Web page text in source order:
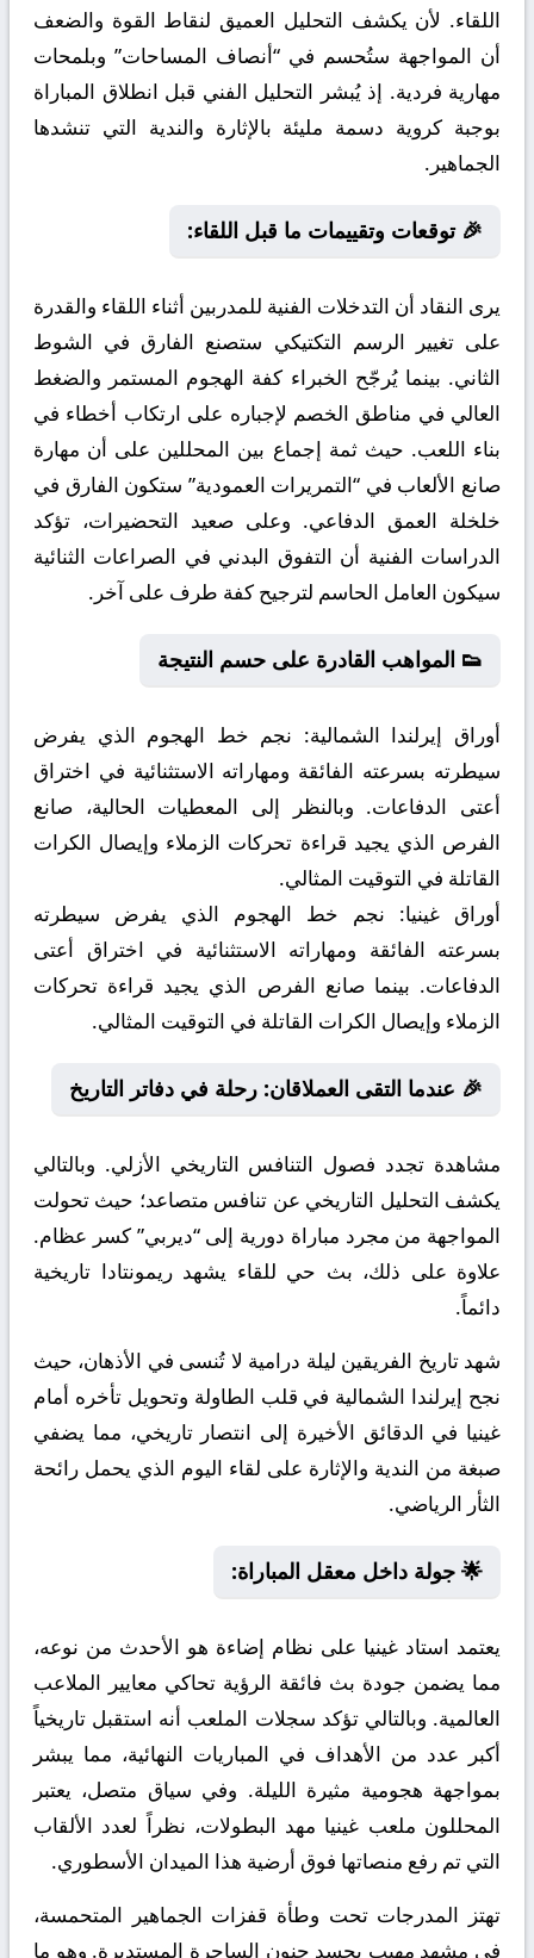
اللقاء. لأن يكشف التحليل العميق لنقاط القوة والضعف
أن المواجهة ستُحسم في “أنصاف المساحات” وبلمحات
مهارية فردية. إذ يُبشر التحليل الفني قبل انطلاق المباراة
بوجبة كروية دسمة مليئة بالإثارة والندية التي تنشدها
الجماهير.
🎉 توقعات وتقييمات ما قبل اللقاء:
يرى النقاد أن التدخلات الفنية للمدربين أثناء اللقاء والقدرة
على تغيير الرسم التكتيكي ستصنع الفارق في الشوط
الثاني. بينما يُرجّح الخبراء كفة الهجوم المستمر والضغط
العالي في مناطق الخصم لإجباره على ارتكاب أخطاء في
بناء اللعب. حيث ثمة إجماع بين المحللين على أن مهارة
صانع الألعاب في “التمريرات العمودية” ستكون الفارق في
خلخلة العمق الدفاعي. وعلى صعيد التحضيرات، تؤكد
الدراسات الفنية أن التفوق البدني في الصراعات الثنائية
سيكون العامل الحاسم لترجيح كفة طرف على آخر.
👟 المواهب القادرة على حسم النتيجة
أوراق إيرلندا الشمالية: نجم خط الهجوم الذي يفرض
سيطرته بسرعته الفائقة ومهاراته الاستثنائية في اختراق
أعتى الدفاعات. وبالنظر إلى المعطيات الحالية، صانع
الفرص الذي يجيد قراءة تحركات الزملاء وإيصال الكرات
القاتلة في التوقيت المثالي.
أوراق غينيا: نجم خط الهجوم الذي يفرض سيطرته
بسرعته الفائقة ومهاراته الاستثنائية في اختراق أعتى
الدفاعات. بينما صانع الفرص الذي يجيد قراءة تحركات
الزملاء وإيصال الكرات القاتلة في التوقيت المثالي.
🎉 عندما التقى العملاقان: رحلة في دفاتر التاريخ
مشاهدة تجدد فصول التنافس التاريخي الأزلي. وبالتالي
يكشف التحليل التاريخي عن تنافس متصاعد؛ حيث تحولت
المواجهة من مجرد مباراة دورية إلى “ديربي” كسر عظام.
علاوة على ذلك، بث حي للقاء يشهد ريمونتادا تاريخية
دائماً.
شهد تاريخ الفريقين ليلة درامية لا تُنسى في الأذهان، حيث
نجح إيرلندا الشمالية في قلب الطاولة وتحويل تأخره أمام
غينيا في الدقائق الأخيرة إلى انتصار تاريخي، مما يضفي
صبغة من الندية والإثارة على لقاء اليوم الذي يحمل رائحة
الثأر الرياضي.
🌟 جولة داخل معقل المباراة:
يعتمد استاد غينيا على نظام إضاءة هو الأحدث من نوعه،
مما يضمن جودة بث فائقة الرؤية تحاكي معايير الملاعب
العالمية. وبالتالي تؤكد سجلات الملعب أنه استقبل تاريخياً
أكبر عدد من الأهداف في المباريات النهائية، مما يبشر
بمواجهة هجومية مثيرة الليلة. وفي سياق متصل، يعتبر
المحللون ملعب غينيا مهد البطولات، نظراً لعدد الألقاب
التي تم رفع منصاتها فوق أرضية هذا الميدان الأسطوري.
تهتز المدرجات تحت وطأة قفزات الجماهير المتحمسة،
في مشهد مهيب يجسد جنون الساحرة المستديرة. وهو ما